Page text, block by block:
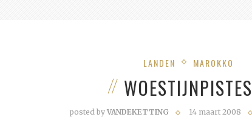
LANDEN MAROKKO
WOESTIJNPISTES
posted by VANDEKETTING 14 maart 2008